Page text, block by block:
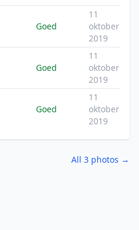
Goed
11
oktober
2019
Goed
11
oktober
2019
Goed
11
oktober
2019
All 3 photos →